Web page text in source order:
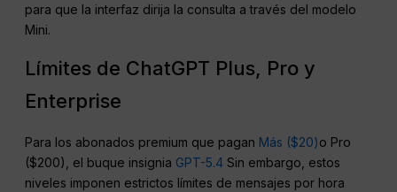
para que la interfaz dirija la consulta a través del modelo
Mini.
Límites de ChatGPT Plus, Pro y
Enterprise
Para los abonados premium que pagan Más ($20)o Pro
($200), el buque insignia GPT-5.4 Sin embargo, estos
niveles imponen estrictos límites de mensajes por hora